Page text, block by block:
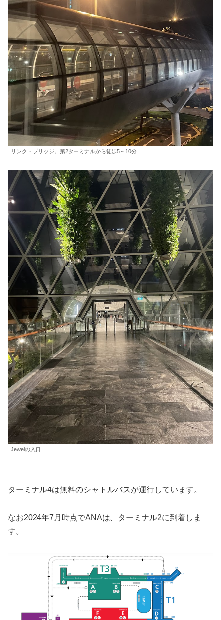
リンク・ブリッジ。第2ターミナルから徒歩5～10分
Jewelの入口
ターミナル4は無料のシャトルバスが運行しています。
なお2024年7月時点でANAは、ターミナル2に到着しま
す。